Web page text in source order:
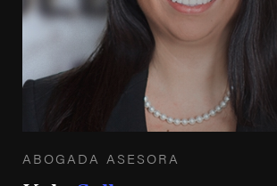
ABOGADA ASESORA